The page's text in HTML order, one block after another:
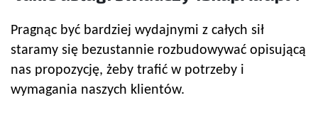
Pragnąc być bardziej wydajnymi z całych sił
staramy się bezustannie rozbudowywać opisującą
nas propozycję, żeby trafić w potrzeby i
wymagania naszych klientów.